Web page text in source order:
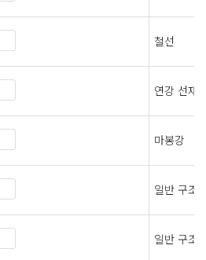
철선
연강 선재
마봉강
일반 구조
일반 구조